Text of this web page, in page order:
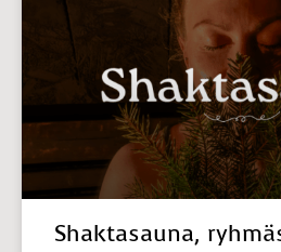
Shaktasauna,